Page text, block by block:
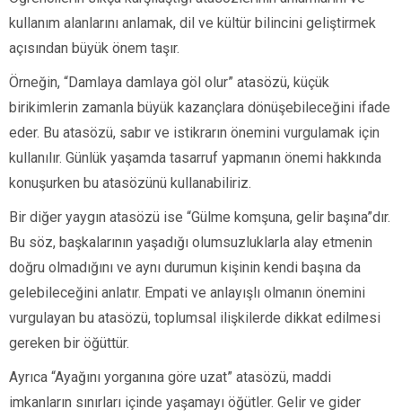
kullanım alanlarını anlamak, dil ve kültür bilincini geliştirmek
açısından büyük önem taşır.
Örneğin, “Damlaya damlaya göl olur” atasözü, küçük
birikimlerin zamanla büyük kazançlara dönüşebileceğini ifade
eder. Bu atasözü, sabır ve istikrarın önemini vurgulamak için
kullanılır. Günlük yaşamda tasarruf yapmanın önemi hakkında
konuşurken bu atasözünü kullanabiliriz.
Bir diğer yaygın atasözü ise “Gülme komşuna, gelir başına”dır.
Bu söz, başkalarının yaşadığı olumsuzluklarla alay etmenin
doğru olmadığını ve aynı durumun kişinin kendi başına da
gelebileceğini anlatır. Empati ve anlayışlı olmanın önemini
vurgulayan bu atasözü, toplumsal ilişkilerde dikkat edilmesi
gereken bir öğüttür.
Ayrıca “Ayağını yorganına göre uzat” atasözü, maddi
imkanların sınırları içinde yaşamayı öğütler. Gelir ve gider